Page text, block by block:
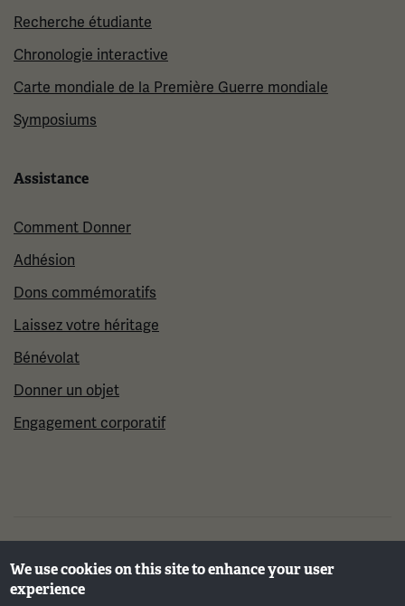
Recherche étudiante
Chronologie interactive
Carte mondiale de la Première Guerre mondiale
Symposiums
Assistance
Comment Donner
Adhésion
Dons commémoratifs
Laissez votre héritage
Bénévolat
Donner un objet
Engagement corporatif
©2026 Musée et mémorial national de la Première
Guerre mondiale
We use cookies on this site to enhance your user
experience